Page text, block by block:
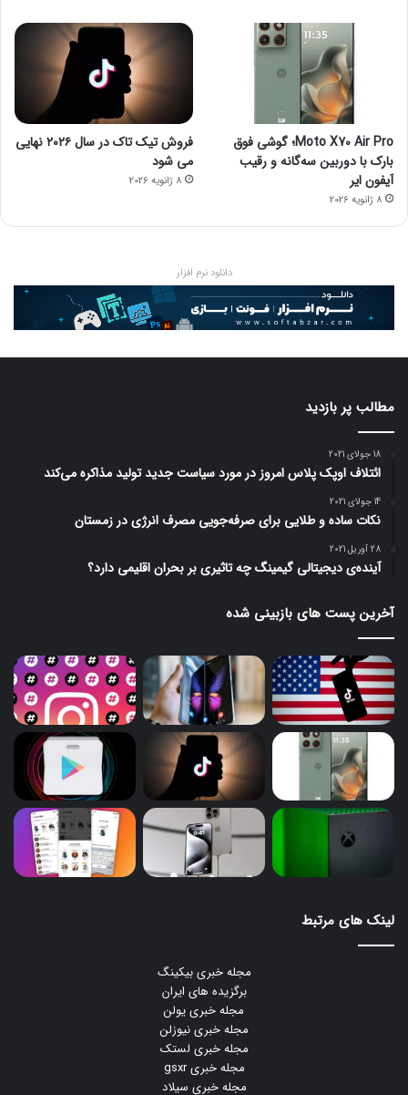
Moto X70 Air Pro؛ گوشی فوق
بارک با دوربین سه‌گانه و رقیب
آیفون ایر
8 ژانویه 2026
فروش تیک تاک در سال ۲۰۲۶ نهایی
می شود
8 ژانویه 2026
دانلود نرم افزار
مطالب پر بازدید
18 جولای 2021
ائتلاف اوپک پلاس امروز در مورد سیاست جدید تولید مذاکره می‌کند
14 جولای 2021
نکات ساده و طلایی برای صرفه‌جویی مصرف انرژی در زمستان
28 آوریل 2021
آینده‌ی دیجیتالی گیمینگ چه تاثیری بر بحران اقلیمی دارد؟
آخرین پست های بازبینی شده
لینک های مرتبط
مجله خبری بیکینگ
برگزیده های ایران
مجله خبری یولن
مجله خبری نیوزلن
مجله خبری لستک
مجله خبری gsxr
مجله خبری سیلاد